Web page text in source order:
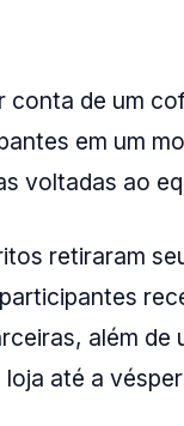
de um
em um
voltadas ao
retiraram
além de
até a